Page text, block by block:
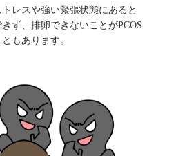
レスや強い緊張状態にあると
ず、排卵できないことがPCOS
もあります。